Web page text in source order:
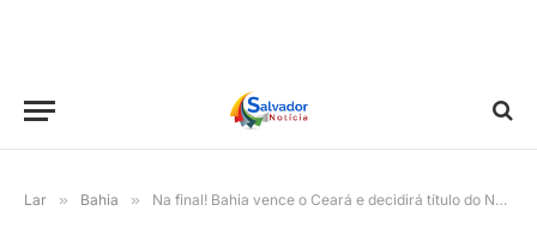
Lar » Bahia » Na final! Bahia vence o Ceará e decidirá título do Nordestão contra o Confiança no